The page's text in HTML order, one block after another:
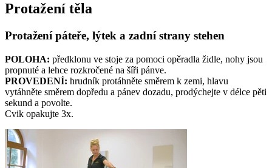
Protažení těla
Protažení páteře, lýtek a zadní strany stehen
POLOHA: předklonu ve stoje za pomoci opěradla židle, nohy jsou
propnuté a lehce rozkročené na šíři pánve.
PROVEDENÍ: hrudník protáhněte směrem k zemi, hlavu
vytáhněte směrem dopředu a pánev dozadu, prodýchejte v délce pěti
sekund a povolte.
Cvik opakujte 3x.